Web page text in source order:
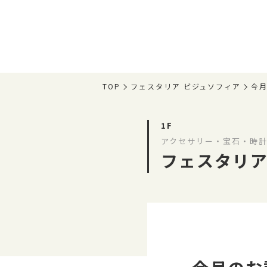
TOP フェスタリア ビジュソフィア 今
1F
アクセサリー・宝石・時
フェスタリ